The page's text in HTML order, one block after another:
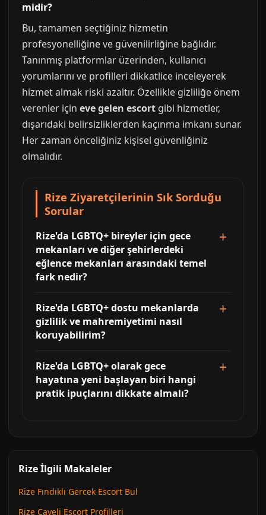
midir?
Bu, tamamen seçtiğiniz hizmetin
profesyonelliğine ve güvenilirliğine bağlıdır.
Tanınmış platformlar üzerinden, kullanıcı
yorumlarını ve profilleri dikkatlice inceleyerek
hizmet almak riski azaltır. Özellikle gizliliğe önem
verenler için eve gelen escort gibi hizmetler,
dışarıdaki belirsizliklerden kaçınma imkanı sunar.
Her zaman önceliğiniz kişisel güvenliğiniz
olmalıdır.
Rize Ziyaretçilerinin Sık Sorduğu
Sorular
Rize'da LGBTQ+ bireyler için gece
mekanları ve diğer şehirlerdeki
eğlence mekanları arasındaki temel
fark nedir?
Rize'da LGBTQ+ dostu mekanlarda
gizlilik ve mahremiyetimi nasıl
koruyabilirim?
Rize'da LGBTQ+ olarak gece
hayatına yeni başlayan biri hangi
pratik ipuçlarını dikkate almalı?
Rize İlgili Makaleler
Rize Fındıklı Gercek Escort Bul
Rize Çayeli Escort Profilleri